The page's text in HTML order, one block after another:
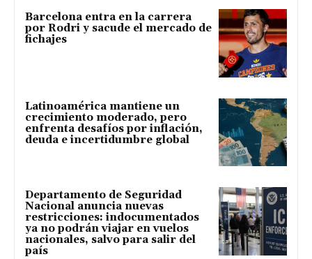
Barcelona entra en la carrera
por Rodri y sacude el mercado de
fichajes
Latinoamérica mantiene un
crecimiento moderado, pero
enfrenta desafíos por inflación,
deuda e incertidumbre global
Departamento de Seguridad
Nacional anuncia nuevas
restricciones: indocumentados
ya no podrán viajar en vuelos
nacionales, salvo para salir del
país